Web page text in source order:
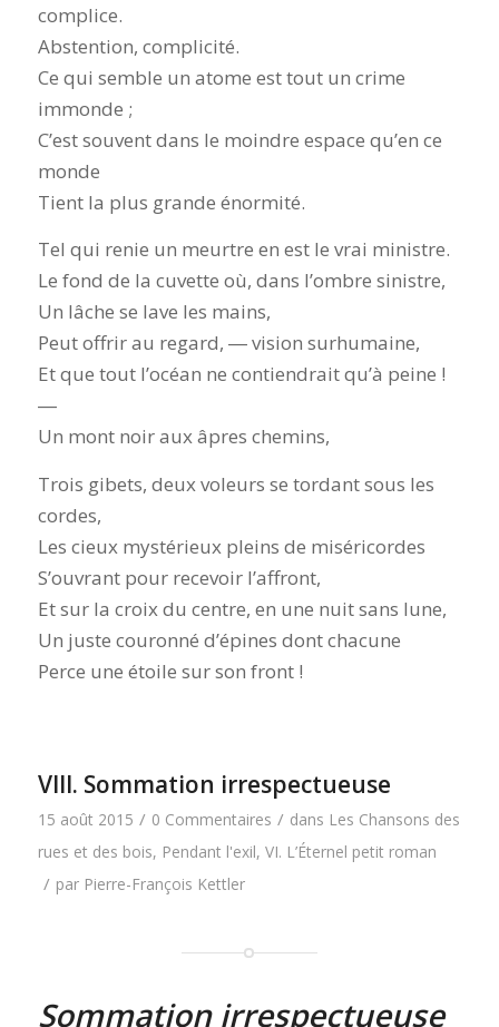
complice.
Abstention, complicité.
Ce qui semble un atome est tout un crime
immonde ;
C’est souvent dans le moindre espace qu’en ce
monde
Tient la plus grande énormité.
Tel qui renie un meurtre en est le vrai ministre.
Le fond de la cuvette où, dans l’ombre sinistre,
Un lâche se lave les mains,
Peut offrir au regard, ― vision surhumaine,
Et que tout l’océan ne contiendrait qu’à peine !
―
Un mont noir aux âpres chemins,
Trois gibets, deux voleurs se tordant sous les
cordes,
Les cieux mystérieux pleins de miséricordes
S’ouvrant pour recevoir l’affront,
Et sur la croix du centre, en une nuit sans lune,
Un juste couronné d’épines dont chacune
Perce une étoile sur son front !
VIII. Sommation irrespectueuse
15 août 2015 / 0 Commentaires / dans Les Chansons des
rues et des bois, Pendant l'exil, VI. L’Éternel petit roman
/ par Pierre-François Kettler
Sommation irrespectueuse